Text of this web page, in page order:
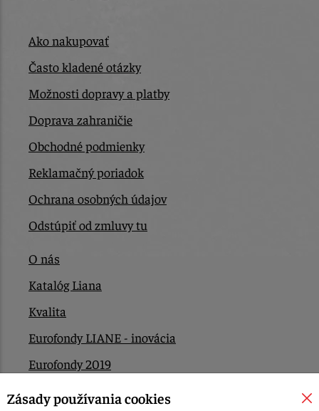
Ako nakupovať
Často kladené otázky
Možnosti dopravy a platby
Doprava zahraničie
Obchodné podmienky
Reklamačný poriadok
Ochrana osobných údajov
Odstúpiť od zmluvy tu
O nás
Katalóg Liana
Kvalita
Eurofondy LIANE - inovácia
Eurofondy 2019
Eurofondy 2022/2023
Zásady používania cookies